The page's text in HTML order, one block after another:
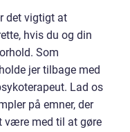
det vigtigt at
hvis du og din
Som
jer tilbage med
Lad os
på emner, der
være med til at gøre